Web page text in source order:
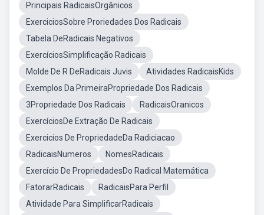
Principais RadicaisOrgânicos
ExerciciosSobre Proriedades Dos Radicais
Tabela DeRadicais Negativos
ExercíciosSimplificação Radicais
Molde De R DeRadicais Juvis
Atividades RadicaisKids
Exemplos Da PrimeiraPropriedade Dos Radicais
3Propriedade Dos Radicais
RadicaisOranicos
ExercíciosDe Extração De Radicais
Exercicios De PropriedadeDa Radiciacao
RadicaisNumeros
NomesRadicais
Exercício De PropriedadesDo Radical Matemática
FatorarRadicais
RadicaisPara Perfil
Atividade Para SimplificarRadicais